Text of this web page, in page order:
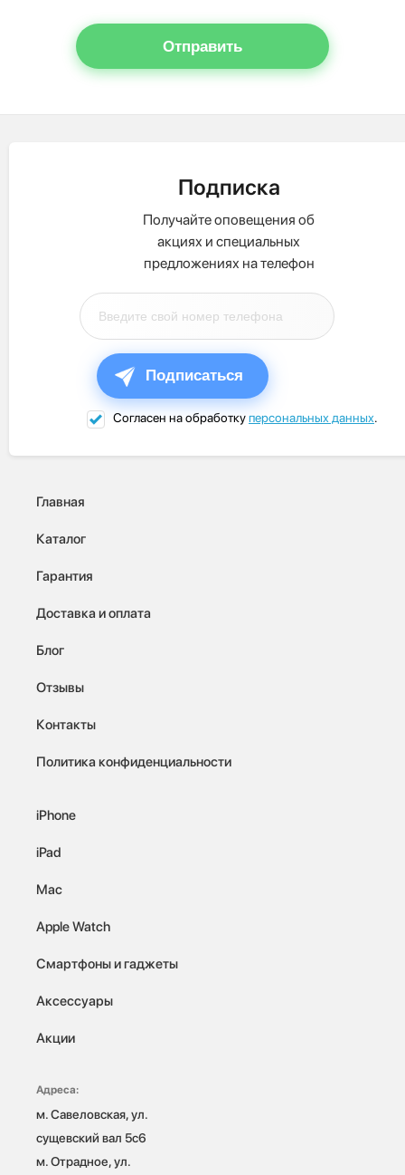
Отправить
Подписка
Получайте оповещения об
акциях и специальных
предложениях на телефон
Подписаться
Согласен на обработкуперсональных данных.
Главная
Каталог
Гарантия
Доставка и оплата
Блог
Отзывы
Контакты
Политика конфиденциальности
iPhone
iPad
Mac
Apple Watch
Смартфоны и гаджеты
Аксессуары
Акции
Адреса:
м. Савеловская, ул.
сущевский вал 5с6
м. Отрадное, ул.